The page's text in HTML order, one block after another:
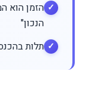
הזמן הוא
הנכון"
תלות